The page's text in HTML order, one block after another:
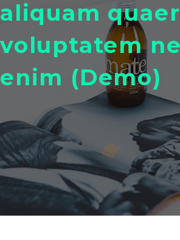
aliquam
voluptatem
enim (Demo)